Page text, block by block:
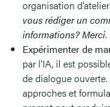
organisation
vous rédiger un
informations? Merci.
Expérimenter de
par l’IA, il est
de dialogue
approches et